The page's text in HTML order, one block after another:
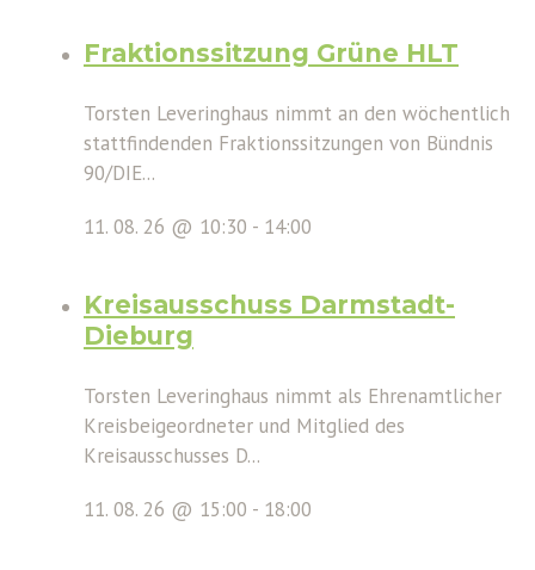
Fraktionssitzung Grüne HLT
Torsten Leveringhaus nimmt an den wöchentlich
stattfindenden Fraktionssitzungen von Bündnis
90/DIE...
11. 08. 26 @ 10:30 - 14:00
Kreisausschuss Darmstadt-
Dieburg
Torsten Leveringhaus nimmt als Ehrenamtlicher
Kreisbeigeordneter und Mitglied des
Kreisausschusses D...
11. 08. 26 @ 15:00 - 18:00